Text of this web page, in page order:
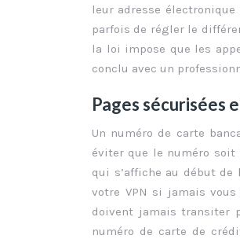
leur adresse
parfois de régler le
la loi impose que les
conclu avec un
Pages sécurisées
Un numéro de carte
éviter que le numéro soit
qui s’affiche au début de
votre VPN si jamais
doivent jamais transiter
numéro de carte de